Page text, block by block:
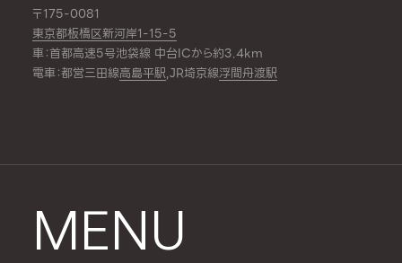
〒175-0081
東京都板橋区新河岸1-15-5
車：首都高速5号池袋線 中台ICから約3.4km
電車：都営三田線高島平駅,JR埼京線浮間舟渡駅
MENU